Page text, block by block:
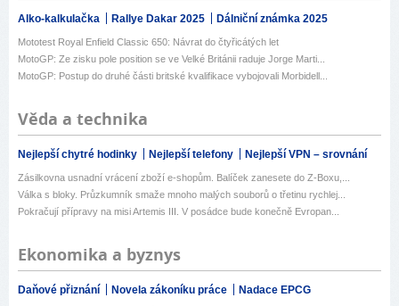
Alko-kalkulačka Rallye Dakar 2025 Dálniční známka 2025
Mototest Royal Enfield Classic 650: Návrat do čtyřicátých let
MotoGP: Ze zisku pole position se ve Velké Británii raduje Jorge Marti...
MotoGP: Postup do druhé části britské kvalifikace vybojovali Morbidell...
Věda a technika
Nejlepší chytré hodinky Nejlepší telefony Nejlepší VPN – srovnání
Zásilkovna usnadní vrácení zboží e-shopům. Balíček zanesete do Z-Boxu,...
Válka s bloky. Průzkumník smaže mnoho malých souborů o třetinu rychlej...
Pokračují přípravy na misi Artemis III. V posádce bude konečně Evropan...
Ekonomika a byznys
Daňové přiznání Novela zákoníku práce Nadace EPCG